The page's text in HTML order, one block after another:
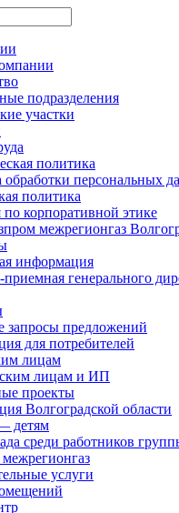
подразделения
участки
политика
персональных
политика
корпоративной этике
межрегионгаз
информация
генерального
запросы предложений
для потребителей
лицам
лицам и ИП
проекты
Волгоградской области
детям
среди работников
услуги